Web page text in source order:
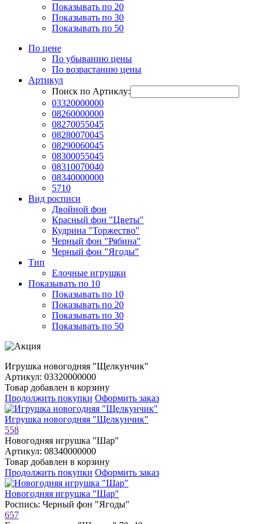
Показывать по 20
Показывать по 30
Показывать по 50
По цене
По убыванию цены
По возрастанию цены
Артикул
Поиск по Артиклу:
03320000000
08260000000
08270055045
08280070045
08290060045
08300055045
08310070040
08340000000
5710
Вид росписи
Двойной фон
Красный фон "Цветы"
Кудрина "Торжество"
Черный фон "Рябина"
Черный фон "Ягоды"
Тип
Елочные игрушки
Показывать по 10
Показывать по 10
Показывать по 20
Показывать по 30
Показывать по 50
Игрушка новогодняя "Щелкунчик"
Артикул: 03320000000
Товар добавлен в корзину
Продолжить покупки Оформить заказ
Игрушка новогодняя "Щелкунчик"
558
Новогодняя игрушка "Шар"
Артикул: 08340000000
Товар добавлен в корзину
Продолжить покупки Оформить заказ
Новогодняя игрушка "Шар"
Роспись: Черный фон "Ягоды"
657